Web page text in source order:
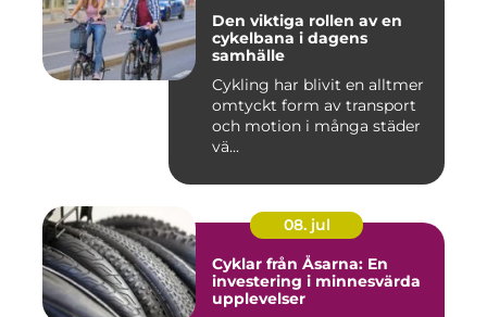
Den viktiga rollen av en
cykelbana i dagens
samhälle
Cykling har blivit en alltmer
omtyckt form av transport
och motion i många städer
vä...
08. jul
Cyklar från Åsarna: En
investering i minnesvärda
upplevelser